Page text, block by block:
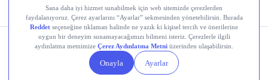
Kişisel Verilerin
Gizlilik
Politikası
Yasal
Duyurular
Çerez